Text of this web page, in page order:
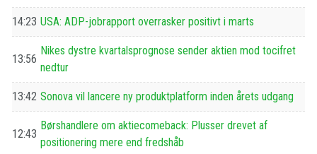
14:23 USA: ADP-jobrapport overrasker positivt i marts
13:56
Nikes dystre kvartalsprognose sender aktien mod tocifret
nedtur
13:42 Sonova vil lancere ny produktplatform inden årets udgang
12:43
Børshandlere om aktiecomeback: Plusser drevet af
positionering mere end fredshåb